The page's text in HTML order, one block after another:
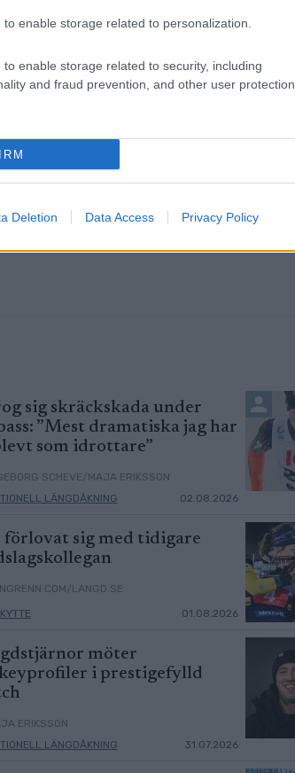
enable storage related to personalization.
enable storage related to security, including
and fraud prevention, and other user protection.
Deletion Data Access Privacy Policy
sig skräckskada under
”Mest dramatiska jag har
som idrottare”
SCHEVE/MAJA ERIKSSON
LÄNGDÅKNING
02.08.2026
förlovat sig med tidigare
LANGD.SE
01.08.2026
möter
i prestigefylld
ERIKSSON
LÄNGDÅKNING
31.07.2026